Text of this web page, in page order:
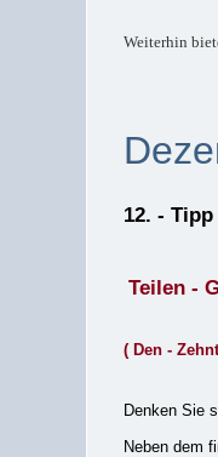
Weiterhin
12. -
Teilen -
( Den -
Denken Sie
Neben dem